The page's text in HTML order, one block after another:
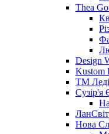
Thea
Design
Kustom
ТМ
Сузір'я
ЛанСвіт
Нова